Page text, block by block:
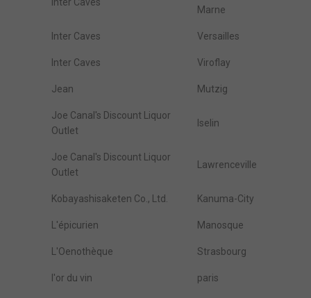
Marne
Inter Caves Versailles
Inter Caves Viroflay
Jean Mutzig
Joe Canal's Discount Liquor
Outlet
Iselin
Joe Canal's Discount Liquor
Outlet
Lawrenceville
Kobayashisaketen Co., Ltd. Kanuma-City
L'épicurien Manosque
L'Oenothèque Strasbourg
l'or du vin paris